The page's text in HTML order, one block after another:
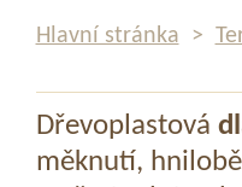
Hlavní stránka >
Dřevoplastová
měknutí,